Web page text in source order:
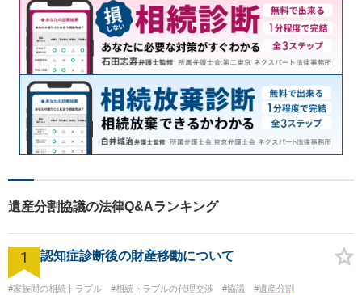
遺産分割協議の法律Q&Aランキング
1 認知症診断後の財産移動について
#家族間の相続トラブル #相続トラブルの代理交渉 #協議 #遺産分割